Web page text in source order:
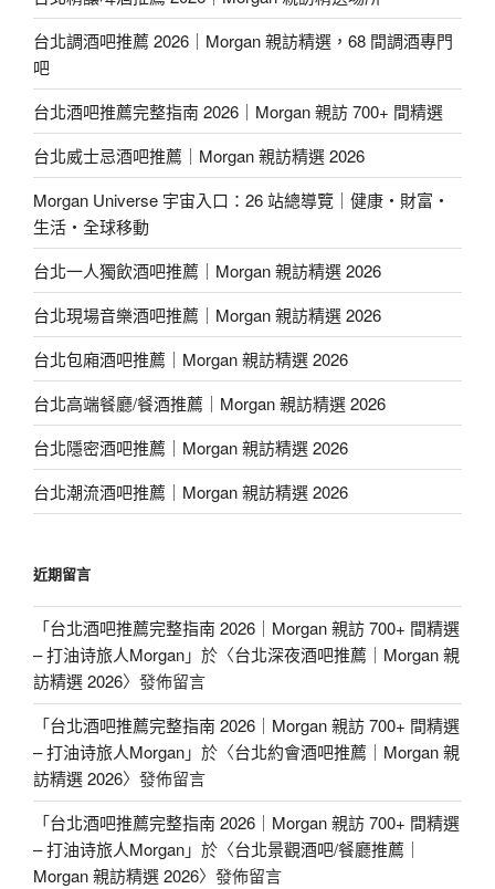
台北調酒吧推薦 2026｜Morgan 親訪精選，68 間調酒專門
吧
台北酒吧推薦完整指南 2026｜Morgan 親訪 700+ 間精選
台北威士忌酒吧推薦｜Morgan 親訪精選 2026
Morgan Universe 宇宙入口：26 站總導覽｜健康・財富・
生活・全球移動
台北一人獨飲酒吧推薦｜Morgan 親訪精選 2026
台北現場音樂酒吧推薦｜Morgan 親訪精選 2026
台北包廂酒吧推薦｜Morgan 親訪精選 2026
台北高端餐廳/餐酒推薦｜Morgan 親訪精選 2026
台北隱密酒吧推薦｜Morgan 親訪精選 2026
台北潮流酒吧推薦｜Morgan 親訪精選 2026
近期留言
「台北酒吧推薦完整指南 2026｜Morgan 親訪 700+ 間精選
– 打油诗旅人Morgan」於〈台北深夜酒吧推薦｜Morgan 親
訪精選 2026〉發佈留言
「台北酒吧推薦完整指南 2026｜Morgan 親訪 700+ 間精選
– 打油诗旅人Morgan」於〈台北約會酒吧推薦｜Morgan 親
訪精選 2026〉發佈留言
「台北酒吧推薦完整指南 2026｜Morgan 親訪 700+ 間精選
– 打油诗旅人Morgan」於〈台北景觀酒吧/餐廳推薦｜
Morgan 親訪精選 2026〉發佈留言